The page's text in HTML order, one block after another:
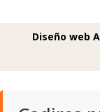
Diseño web